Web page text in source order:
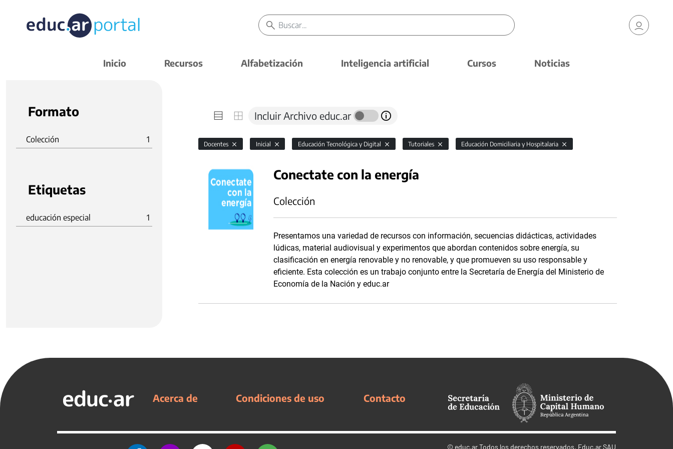
Inicio Recursos Alfabetización Inteligencia artificial Cursos Noticias
Formato
Colección 1
Etiquetas
educación especial 1
Incluir Archivo educ.ar
Docentes Inicial Educación Tecnológica y Digital Tutoriales Educación Domiciliaria y Hospitalaria
Conectate con la energía
Colección
Presentamos una variedad de recursos con información, secuencias didácticas, actividades
lúdicas, material audiovisual y experimentos que abordan contenidos sobre energía, su
clasificación en energía renovable y no renovable, y que promueven su uso responsable y
eficiente. Esta colección es un trabajo conjunto entre la Secretaría de Energía del Ministerio de
Economía de la Nación y educ.ar
Acerca de Condiciones de uso Contacto
© educ.arTodos los derechos reservados. Educ.ar SAU